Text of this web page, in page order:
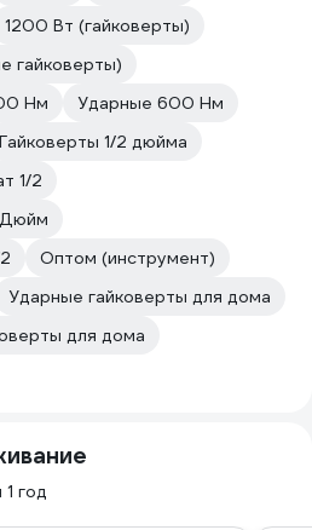
1200 Вт (гайковерты)
гайковерты)
Нм
Ударные 600 Нм
Гайковерты 1/2 дюйма
1/2
Дюйм
Оптом (инструмент)
Ударные гайковерты для дома
для дома
год